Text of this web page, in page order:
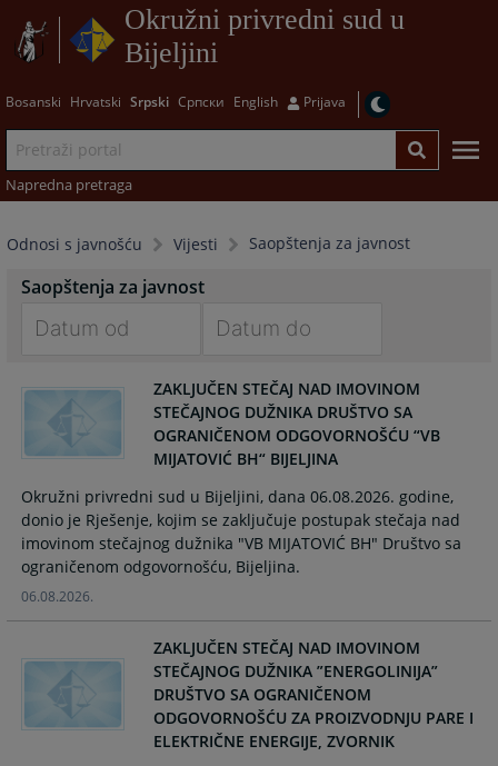
Okružni privredni sud u
Bijeljini
Bosanski Hrvatski Srpski Српски English Prijava
Napredna pretraga
Odnosi s javnošću Vijesti Saopštenja za javnost
Saopštenja za javnost
forward
interact
with
the
calendar
and
select
the
question
mark
key
forward
to
interact
with
the
calendar
and
select
Press
the
question
mark
key
ZAKLJUČEN STEČAJ NAD IMOVINOM
STEČAJNOG DUŽNIKA DRUŠTVO SA
OGRANIČENOM ODGOVORNOŠĆU “VB
MIJATOVIĆ BH“ BIJELJINA
Okružni privredni sud u Bijeljini, dana 06.08.2026. godine,
donio je Rješenje, kojim se zaključuje postupak stečaja nad
imovinom stečajnog dužnika "VB MIJATOVIĆ BH" Društvo sa
ograničenom odgovornošću, Bijeljina.
06.08.2026.
ZAKLJUČEN STEČAJ NAD IMOVINOM
STEČAJNOG DUŽNIKA ”ENERGOLINIJA”
DRUŠTVO SA OGRANIČENOM
ODGOVORNOŠĆU ZA PROIZVODNJU PARE I
ELEKTRIČNE ENERGIJE, ZVORNIK